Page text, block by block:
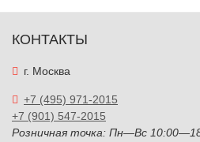
КОНТАКТЫ
г. Москва
+7 (495) 971-2015
+7 (901) 547-2015
Розничная точка: Пн—Вс